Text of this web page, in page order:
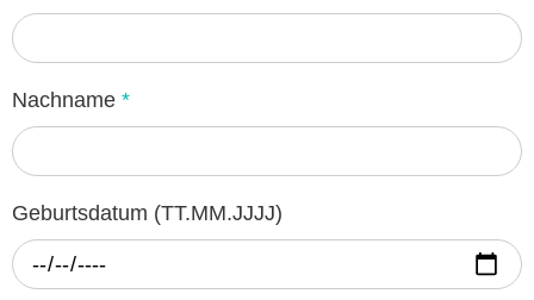
Nachname *
Geburtsdatum (TT.MM.JJJJ)